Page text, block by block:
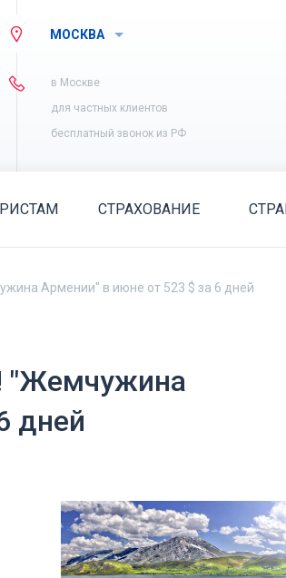
МОСКВА
в Москве
для частных клиентов
бесплатный звонок из РФ
СТРАХОВАНИЕ
Армении" в июне от 523 $ за 6 дней
"Жемчужина
дней